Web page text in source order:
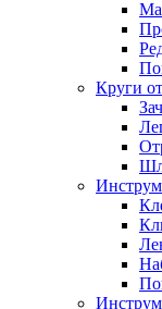
Круги